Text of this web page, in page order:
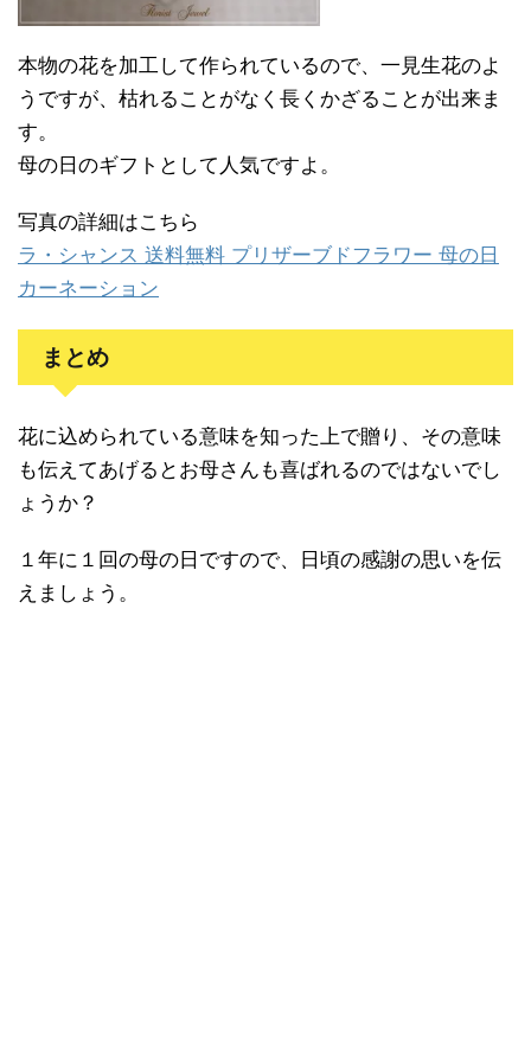
本物の花を加工して作られているので、一見生花のよ
うですが、枯れることがなく長くかざることが出来ま
す。
母の日のギフトとして人気ですよ。
写真の詳細はこちら
ラ・シャンス 送料無料 プリザーブドフラワー 母の日
カーネーション
まとめ
花に込められている意味を知った上で贈り、その意味
も伝えてあげるとお母さんも喜ばれるのではないでし
ょうか？
１年に１回の母の日ですので、日頃の感謝の思いを伝
えましょう。